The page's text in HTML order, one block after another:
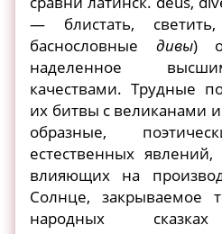
— блистать,
баснословные дивы)
наделенное
качествами. Трудные
их битвы с великанами
образные,
естественных
влияющих на
Солнце, закрываемое
народных сказках